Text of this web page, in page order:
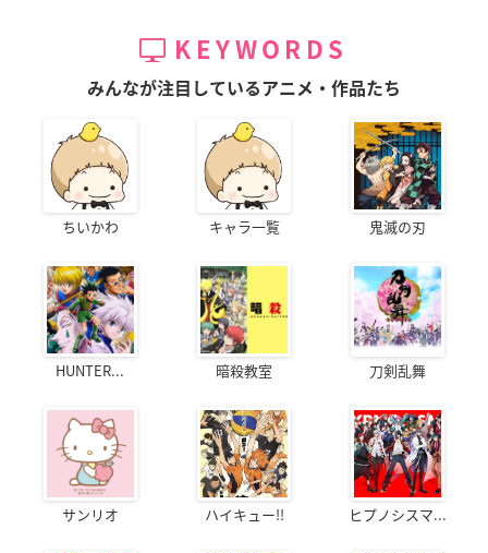
KEYWORDS
みんなが注目しているアニメ・作品たち
ちいかわ キャラ一覧 鬼滅の刃
HUNTER... 暗殺教室 刀剣乱舞
サンリオ ハイキュー!! ヒプノシスマ...